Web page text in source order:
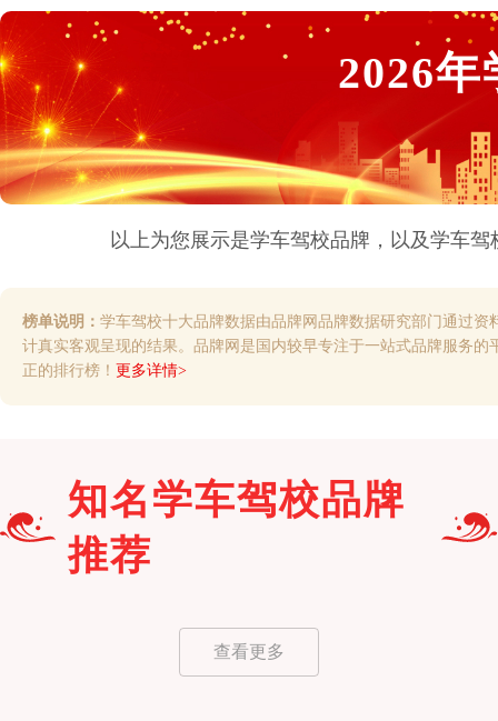
2026年
以上为您展示是学车驾校品牌，以及学车驾
榜单说明： 学车驾校十大品牌数据由品牌网品牌数据研究部门通过
计真实客观呈现的结果。品牌网是国内较早专注于一站式品牌服务
正的排行榜！ 更多详情>
知名学车驾校品牌
推荐
查看更多